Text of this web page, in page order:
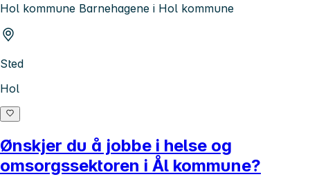
Hol kommune Barnehagene i Hol kommune
Sted
Hol
Ønskjer du å jobbe i helse og
omsorgssektoren i Ål kommune?